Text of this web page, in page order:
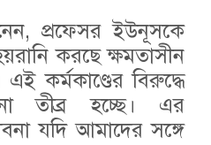
প্রফেসর ইউনূসকে
করছে ক্ষমতাসীন
কর্মকাণ্ডের বিরুদ্ধে
তীব্র হচ্ছে। এর
যদি আমাদের সঙ্গে